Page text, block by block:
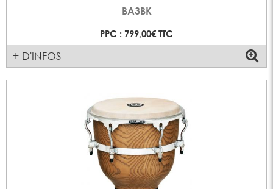
BA3BK
PPC : 799,00€ TTC
+ D'INFOS